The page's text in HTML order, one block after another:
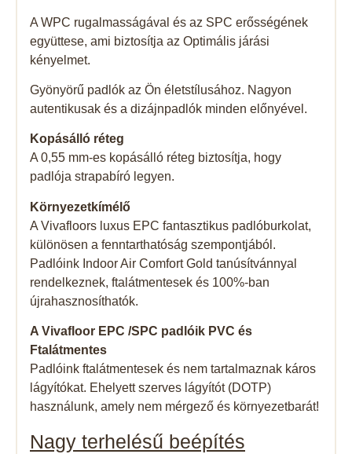
A WPC rugalmasságával és az SPC erősségének
együttese, ami biztosítja az Optimális járási
kényelmet.
Gyönyörű padlók az Ön életstílusához. Nagyon
autentikusak és a dizájnpadlók minden előnyével.
Kopásálló réteg
A 0,55 mm-es kopásálló réteg biztosítja, hogy
padlója strapabíró legyen.
Környezetkímélő
A Vivafloors luxus EPC fantasztikus padlóburkolat,
különösen a fenntarthatóság szempontjából.
Padlóink Indoor Air Comfort Gold tanúsítvánnyal
rendelkeznek, ftalátmentesek és 100%-ban
újrahasznosíthatók.
A Vivafloor EPC /SPC padlóik PVC és
Ftalátmentes
Padlóink ​​ftalátmentesek és nem tartalmaznak káros
lágyítókat. Ehelyett szerves lágyítót (DOTP)
használunk, amely nem mérgező és környezetbarát!
Nagy terhelésű beépítés